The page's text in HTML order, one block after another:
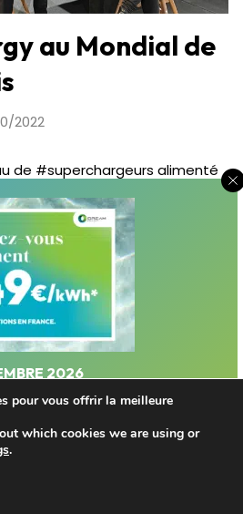
au Mondial de
2022
de #superchargeurs alimenté
2026
sur le réseau Dream
pour vous offrir la meilleure
which cookies we are using or
.